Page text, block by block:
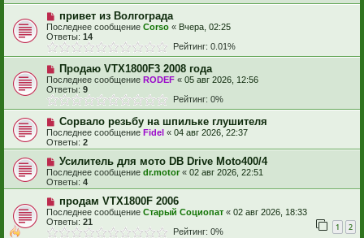
привет из Волгограда
Последнее сообщение Corso « Вчера, 02:25
Ответы: 14
Рейтинг: 0.01%
Продаю VTX1800F3 2008 года
Последнее сообщение RODEF « 05 авг 2026, 12:56
Ответы: 9
Рейтинг: 0%
Сорвало резьбу на шпильке глушителя
Последнее сообщение Fidel « 04 авг 2026, 22:37
Ответы: 2
Усилитель для мото DB Drive Moto400/4
Последнее сообщение dr.motor « 02 авг 2026, 22:51
Ответы: 4
продам VTX1800F 2006
Последнее сообщение Старый Социопат « 02 авг 2026, 18:33
Ответы: 21 1 2
Рейтинг: 0%